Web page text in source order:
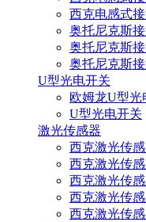
西克电感式
奥托尼克斯
奥托尼克斯
奥托尼克斯
U型光电开关
欧姆龙U型光
U型光电开关
激光传感器
西克激光传
西克激光传
西克激光传
西克激光传
西克激光传